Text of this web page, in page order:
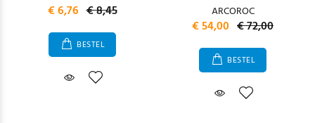
€ 6,76 € 8,45
BESTEL
ARCOROC
€ 54,00 € 72,00
BESTEL